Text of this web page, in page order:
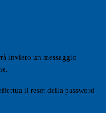
inviato un messaggio
il reset della password